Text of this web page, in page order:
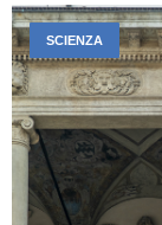
SCIENZA